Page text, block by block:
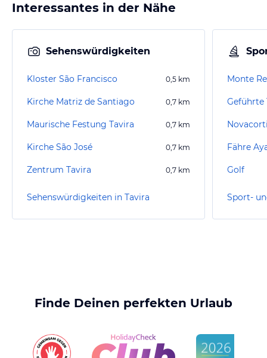
Interessantes in der Nähe
Sehenswürdigkeiten
Kloster São Francisco 0,5 km
Kirche Matriz de Santiago 0,7 km
Maurische Festung Tavira 0,7 km
Kirche São José 0,7 km
Zentrum Tavira 0,7 km
Sehenswürdigkeiten in Tavira
Monte
Geführte
Fähre
Golf
Sport-
Finde Deinen perfekten Urlaub